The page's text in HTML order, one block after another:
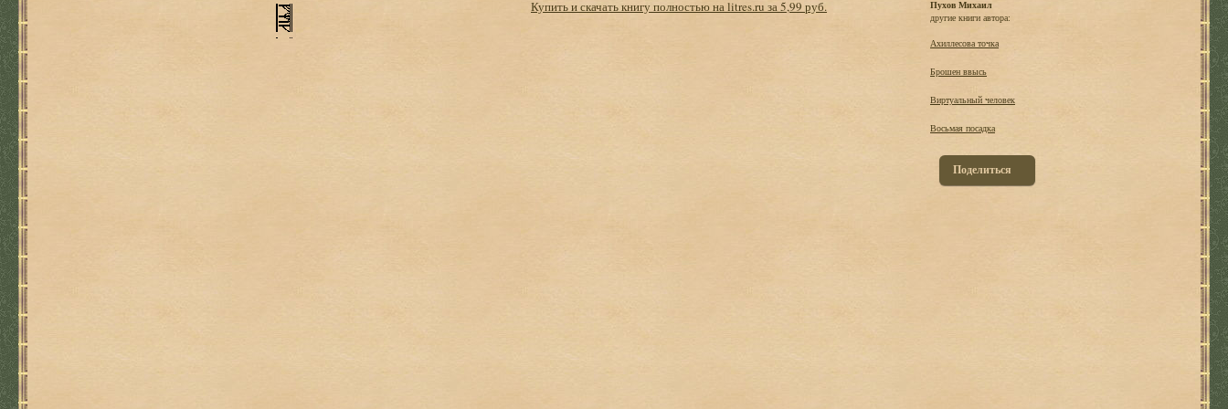
Купить и скачать книгу полностью на litres.ru за 5,99 руб.
Пухов Михаил
другие книги автора:
Ахиллесова точка
Брошен ввысь
Виртуальный человек
Восьмая посадка
Поделиться